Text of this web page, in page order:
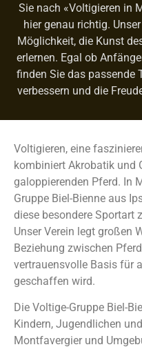
Sie nach «Voltigieren in
hier genau richtig.
Möglichkeit, die Kunst
erlernen. Egal ob
finden Sie das passende
verbessern und die
Voltigieren, eine
kombiniert Akrobatik und
galoppierenden Pferd. In
Gruppe Biel-Bienne aus
diese besondere Sportart
Unser Verein legt großen
Beziehung zwischen
vertrauensvolle Basis für
geschaffen wird.
Die Voltige-Gruppe Biel-
Kindern, Jugendlichen
Montfavergier und